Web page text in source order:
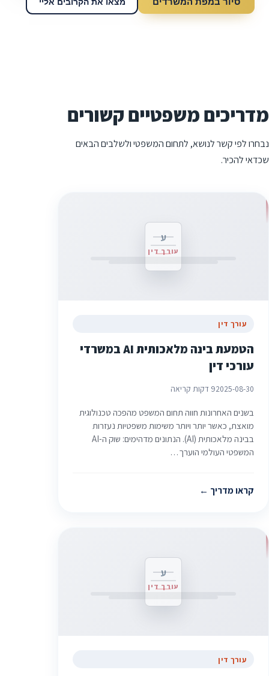
מדריכים משפטיים קשורים
נבחרו לפי קשר לנושא, לתחום המשפטי ולשלבים הבאים
שכדאי להכיר.
ע
עורך דין
עורך דין
הטמעת בינה מלאכותית AI במשרדי
עורכי דין
2025-08-309 דקות קריאה
בשנים האחרונות חווה תחום המשפט מהפכה טכנולוגית
מואצת, כאשר יותר ויותר משימות משפטיות נעזרות
בבינה מלאכותית (AI). הנתונים מדהימים: שוק ה-AI
המשפטי העולמי הוערך…
קראו מדריך
ע
עורך דין
עורך דין